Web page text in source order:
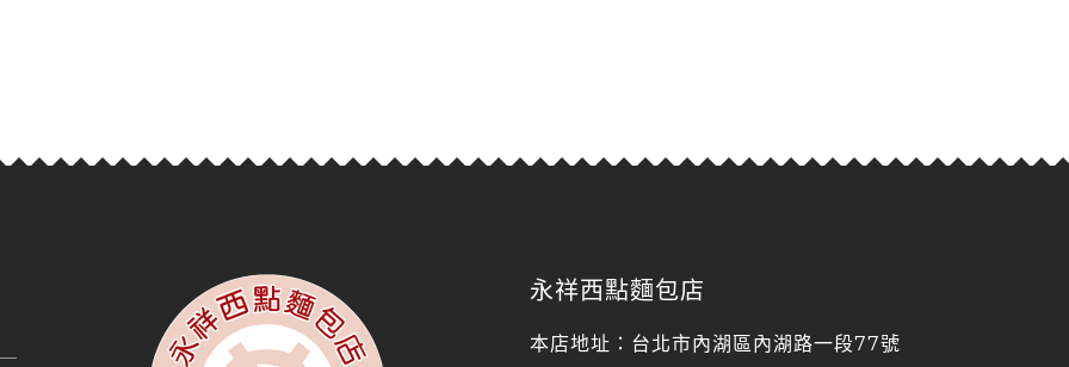
永祥西點麵包店
本店地址：台北市內湖區內湖路一段77號